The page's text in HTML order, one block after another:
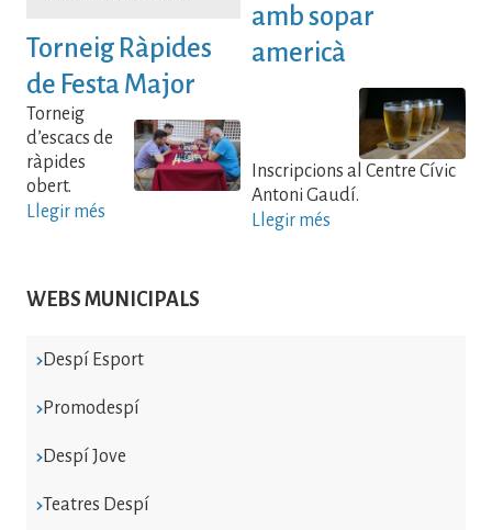
WEBS MUNICIPALS
Despí Esport
Promodespí
Despí Jove
Teatres Despí
Torneig Ràpides
de Festa Major
Torneig
d’escacs de
ràpides
obert.
Llegir més
amb sopar
americà
Inscripcions al Centre Cívic
Antoni Gaudí.
Llegir més